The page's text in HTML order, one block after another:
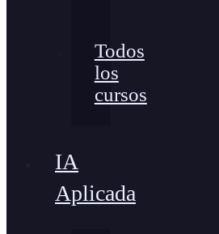
Todos
los
cursos
IA
Aplicada